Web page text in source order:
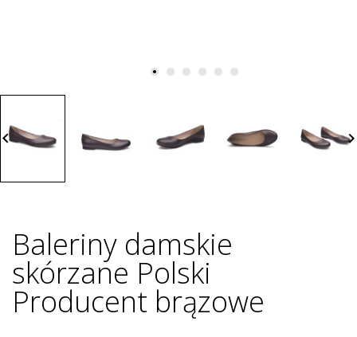
Baleriny damskie
skórzane Polski
Producent brązowe